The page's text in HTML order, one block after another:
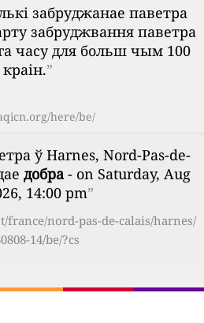
забруджанае паветра
забруджвання паветра
часу для больш чым 100
краін.”
here/be/
ў Harnes, Nord-Pas-de-
добра - on Saturday, Aug
14:00 pm”
france/nord-pas-de-calais/harnes/
14/be/?cs